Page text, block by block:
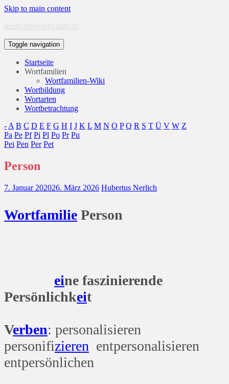
Skip to main content
deutscherwortschatz.de
Toggle navigation
Startseite
Wortfamilien
Wortfamilien-Wiki
Wortbildung
Wortarten
Wortbetrachtung
- A B C D E F G H I J K L M N O P Q R S T Ü V W Z
Pa Pe Pf Pi Pl Po Pr Pu
Pei Pen Per Pet
Person
7. Januar 202026. März 2026 Hubertus Nerlich
Wortfamilie Person
eine faszinierende
Persönlichkeit
Verben: personalisieren
personifizieren entpersonalisieren
entpersönlichen